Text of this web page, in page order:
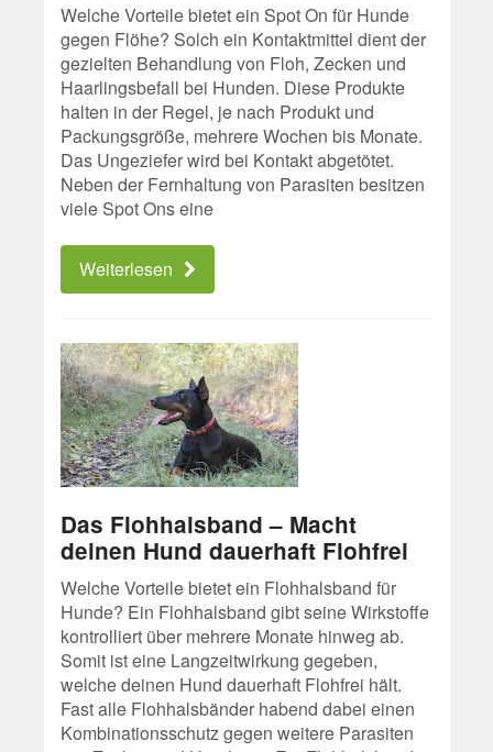
Welche Vorteile bietet ein Spot On für Hunde
gegen Flöhe? Solch ein Kontaktmittel dient der
gezielten Behandlung von Floh, Zecken und
Haarlingsbefall bei Hunden. Diese Produkte
halten in der Regel, je nach Produkt und
Packungsgröße, mehrere Wochen bis Monate.
Das Ungeziefer wird bei Kontakt abgetötet.
Neben der Fernhaltung von Parasiten besitzen
viele Spot Ons eine
Weiterlesen
Das Flohhalsband – Macht
deinen Hund dauerhaft Flohfrei
Welche Vorteile bietet ein Flohhalsband für
Hunde? Ein Flohhalsband gibt seine Wirkstoffe
kontrolliert über mehrere Monate hinweg ab.
Somit ist eine Langzeitwirkung gegeben,
welche deinen Hund dauerhaft Flohfrei hält.
Fast alle Flohhalsbänder habend dabei einen
Kombinationsschutz gegen weitere Parasiten